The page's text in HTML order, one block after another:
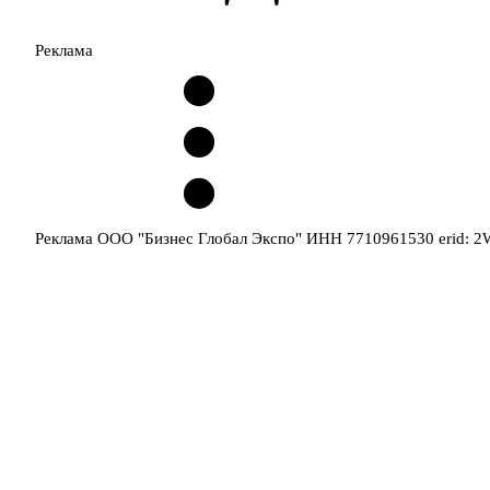
Реклама
Реклама ООО "Бизнес Глобал Экспо" ИНН 7710961530 erid: